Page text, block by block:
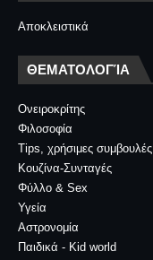
Αποκλειστικά
ΘΕΜΑΤΟΛΟΓΊΑ
Ονειροκρίτης
Φιλοσοφία
Tips, χρήσιμες συμβουλές
Κουζίνα-Συνταγές
Φύλλο & Sex
Υγεία
Αστρονομία
Παιδικά - Kid world